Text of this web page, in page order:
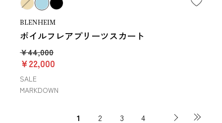
BLENHEIM
ボイルフレアプリーツスカート
￥44,000
￥22,000
SALE
MARKDOWN
1 2 3 4